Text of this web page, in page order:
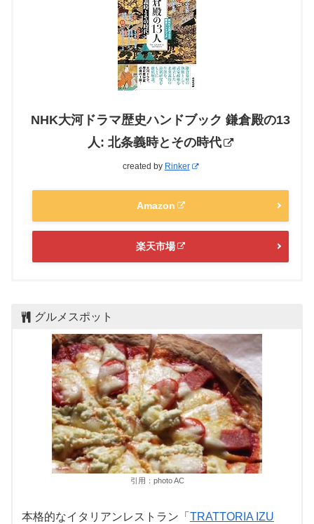
NHK大河ドラマ歴史ハンドブック 鎌倉殿の13
人: 北条義時とその時代
created by Rinker
Amazon
楽天市場
グルメスポット
引用：photo AC
本格的なイタリアンレストラン「 TRATTORIA IZU